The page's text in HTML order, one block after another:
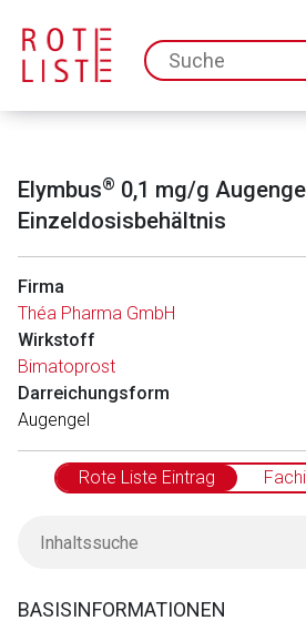
Elymbus® 0,1 mg/g
Einzeldosisbehältnis
Firma
Théa Pharma GmbH
Wirkstoff
Bimatoprost
Darreichungsform
Augengel
Rote Liste Eintrag
BASISINFORMATIONEN